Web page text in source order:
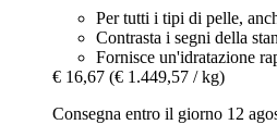
Per tutti i tipi di pelle,
Contrasta i segni della
Fornisce un'idratazione
€ 16,67 (€ 1.449,57 / kg)
Consegna entro il giorno 12